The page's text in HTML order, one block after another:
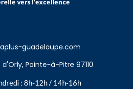
vers l’excellence
guadeloupe.com
d'Orly, Pointe-à-Pitre 97110
: 8h-12h / 14h-16h